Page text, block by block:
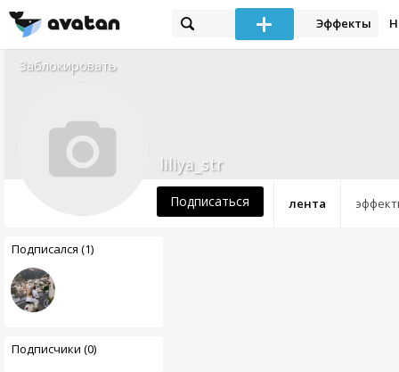
Эффекты
Заблокировать
лента
liliya_str
Подписаться
Подписался (1)
Подписчики (0)